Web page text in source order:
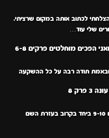
לכתוב אותה במקום שרציתי.
שלי עוד…
הפכים מוחלטים פרקים 6-8
תודה רבה על כל ההשקעה
פרק 8
אנחנו עובדים על זה נעלה את פרקים 9-10 ביחד בקרוב בעזרת השם